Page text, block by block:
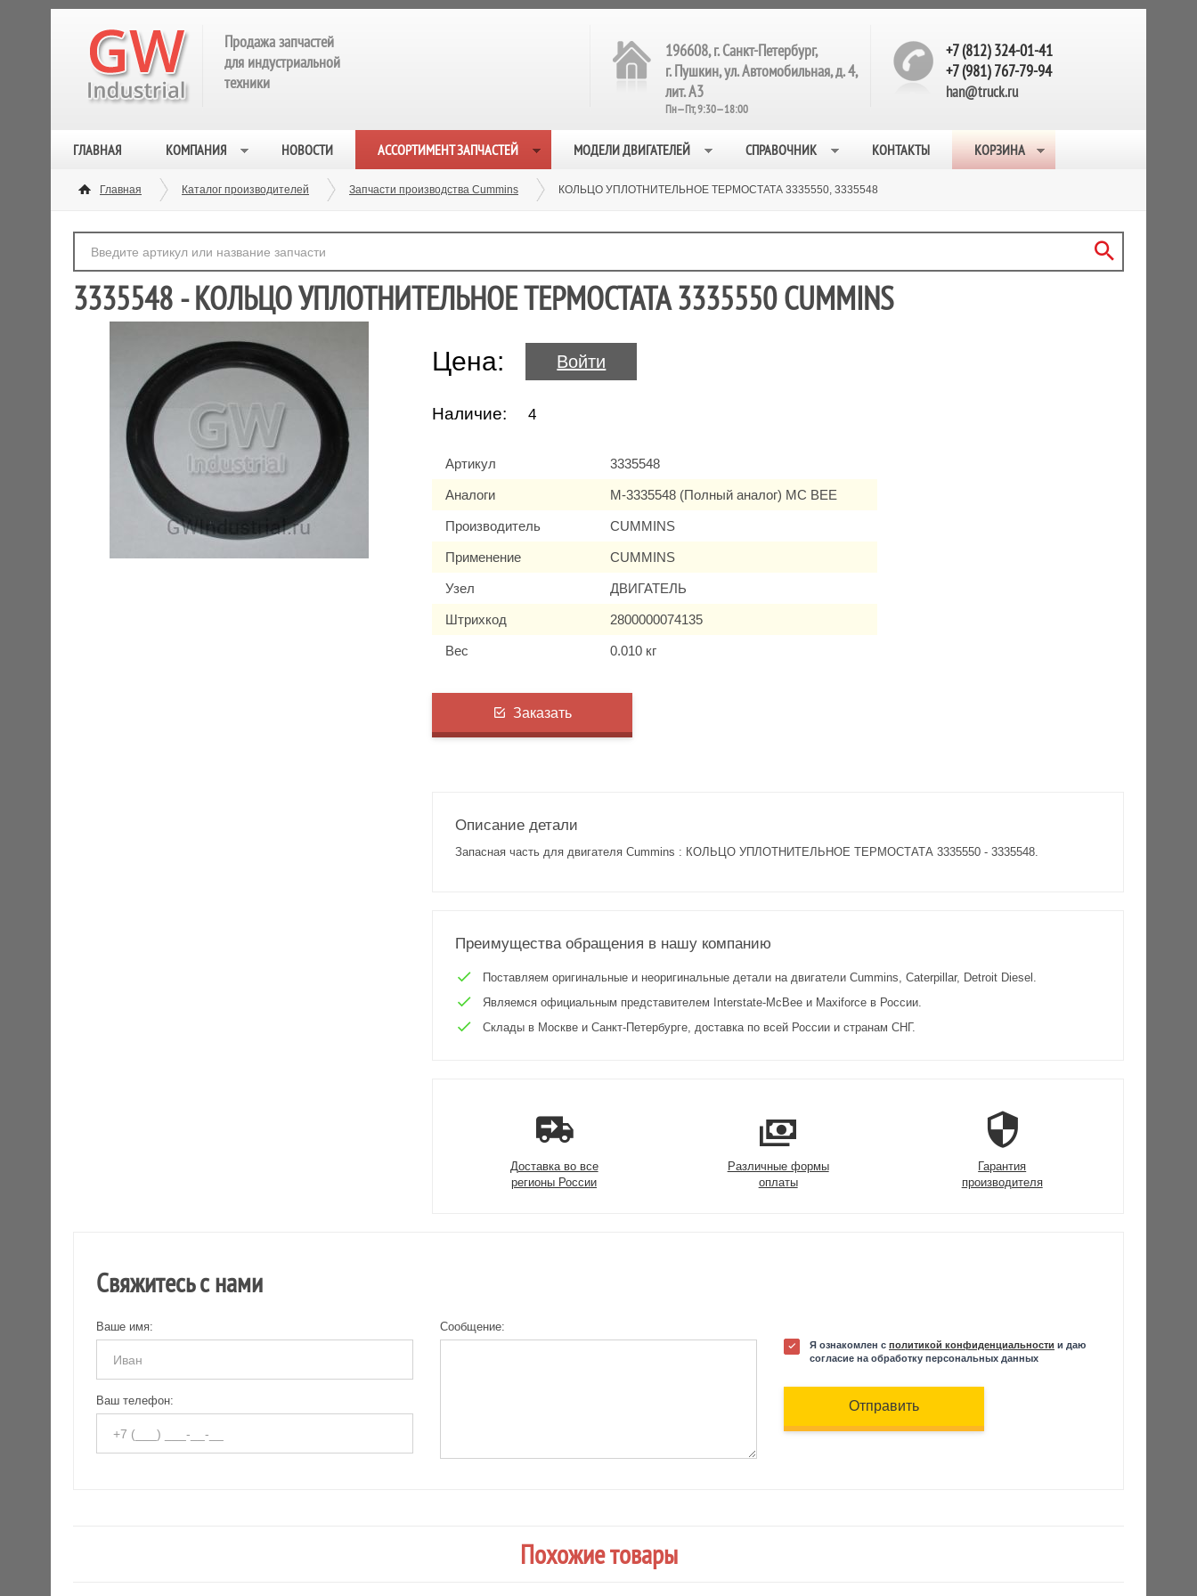
Продажа запчастей
для индустриальной
техники
196608, г. Санкт-Петербург,
г. Пушкин, ул. Автомобильная, д. 4,
лит. А3
Пн—Пт, 9:30—18:00
+7 (812) 324-01-41
+7 (981) 767-79-94
han@truck.ru
ГЛАВНАЯ КОМПАНИЯ НОВОСТИ АССОРТИМЕНТ ЗАПЧАСТЕЙ МОДЕЛИ ДВИГАТЕЛЕЙ СПРАВОЧНИК КОНТАКТЫ КОРЗИНА
Главная Каталог производителей Запчасти производства Cummins КОЛЬЦО УПЛОТНИТЕЛЬНОЕ ТЕРМОСТАТА 3335550, 3335548
3335548 - КОЛЬЦО УПЛОТНИТЕЛЬНОЕ ТЕРМОСТАТА 3335550 CUMMINS
Цена: Войти
Наличие: 4
Артикул 3335548
Аналоги M-3335548 (Полный аналог) MC BEE
Производитель CUMMINS
Применение CUMMINS
Узел ДВИГАТЕЛЬ
Штрихкод 2800000074135
Вес 0.010 кг
Заказать
Описание детали
Запасная часть для двигателя Cummins : КОЛЬЦО УПЛОТНИТЕЛЬНОЕ ТЕРМОСТАТА 3335550 - 3335548.
Преимущества обращения в нашу компанию
Поставляем оригинальные и неоригинальные детали на двигатели Cummins, Caterpillar, Detroit Diesel.
Являемся официальным представителем Interstate-McBee и Maxiforce в России.
Склады в Москве и Санкт-Петербурге, доставка по всей России и странам СНГ.
Доставка во все
регионы России
Различные формы
оплаты
Гарантия
производителя
Свяжитесь с нами
Ваше имя:
Ваш телефон:
Сообщение:
Я ознакомлен с политикой конфиденциальности и даю
согласие на обработку персональных данных
Отправить
Похожие товары